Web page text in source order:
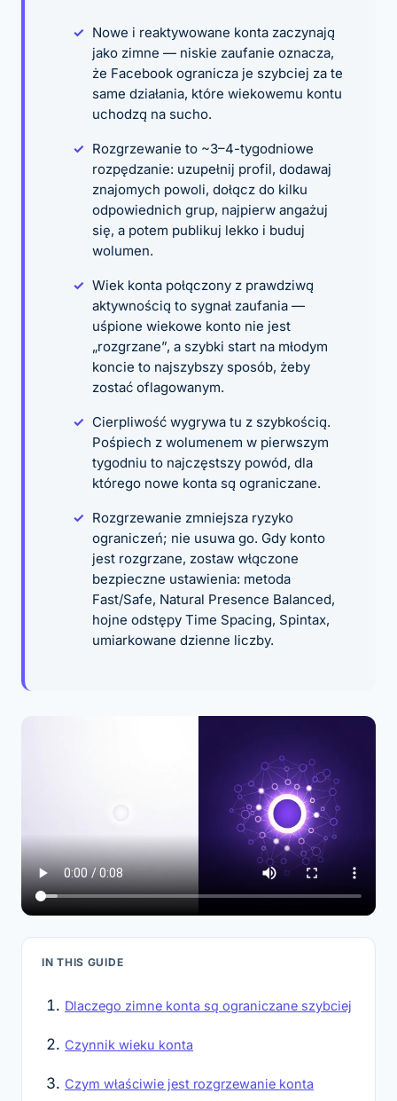
Nowe i reaktywowane konta zaczynają
jako zimne — niskie zaufanie oznacza,
że Facebook ogranicza je szybciej za te
same działania, które wiekowemu kontu
uchodzą na sucho.
Rozgrzewanie to ~3–4-tygodniowe
rozpędzanie: uzupełnij profil, dodawaj
znajomych powoli, dołącz do kilku
odpowiednich grup, najpierw angażuj
się, a potem publikuj lekko i buduj
wolumen.
Wiek konta połączony z prawdziwą
aktywnością to sygnał zaufania —
uśpione wiekowe konto nie jest
„rozgrzane”, a szybki start na młodym
koncie to najszybszy sposób, żeby
zostać oflagowanym.
Cierpliwość wygrywa tu z szybkością.
Pośpiech z wolumenem w pierwszym
tygodniu to najczęstszy powód, dla
którego nowe konta są ograniczane.
Rozgrzewanie zmniejsza ryzyko
ograniczeń; nie usuwa go. Gdy konto
jest rozgrzane, zostaw włączone
bezpieczne ustawienia: metoda
Fast/Safe, Natural Presence Balanced,
hojne odstępy Time Spacing, Spintax,
umiarkowane dzienne liczby.
IN THIS GUIDE
Dlaczego zimne konta są ograniczane szybciej
Czynnik wieku konta
Czym właściwie jest rozgrzewanie konta